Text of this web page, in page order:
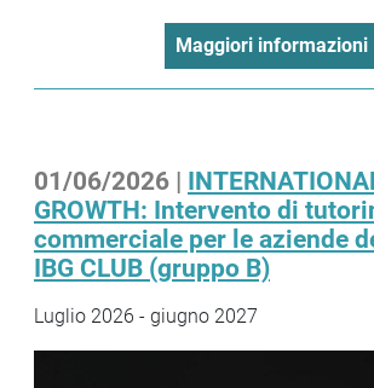
Maggiori informazioni
01/06/2026 |
GROWTH: Intervento di
commerciale per le aziende
IBG CLUB (gruppo B)
Luglio 2026 - giugno 2027